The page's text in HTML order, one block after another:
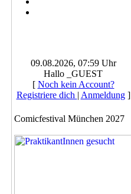
09.08.2026, 07:59 Uhr
Hallo _GUEST
[ Noch kein Account?
Registriere dich | Anmeldung]
Comicfestival München 2027